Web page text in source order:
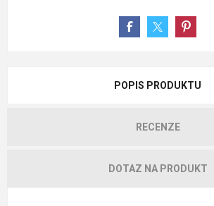
POPIS PRODUKTU
RECENZE
DOTAZ NA PRODUKT